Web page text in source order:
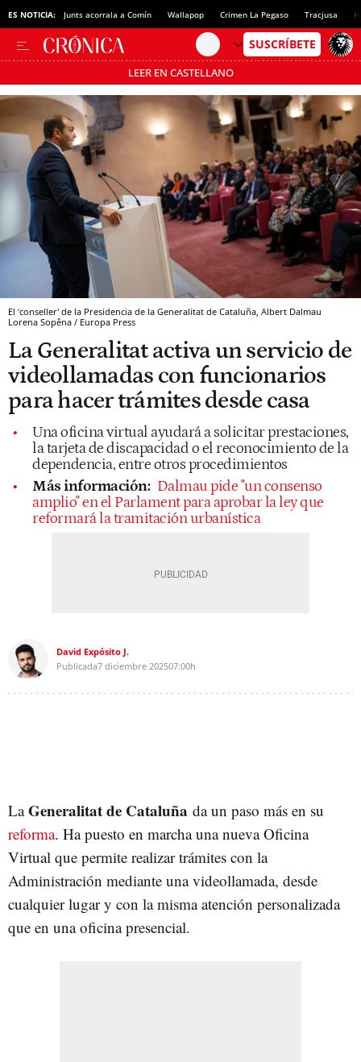
ES NOTICIA: Junts acorrala a Comín Wallapop Crimen La Pegaso Tracjusa
LEER EN CASTELLANO
Pásate al MODO AHORRO
El 'conseller' de la Presidencia de la Generalitat de Cataluña, Albert Dalmau
Lorena Sopêna / Europa Press
La Generalitat activa un servicio de
videollamadas con funcionarios
para hacer trámites desde casa
Una oficina virtual ayudará a solicitar prestaciones,
la tarjeta de discapacidad o el reconocimiento de la
dependencia, entre otros procedimientos
Más información: Dalmau pide "un consenso
amplio" en el Parlament para aprobar la ley que
reformará la tramitación urbanística
David Expósito J.
Publicada7 diciembre 202507:00h
LaGeneralitat de Cataluña da un paso más en su
reforma. Ha puesto en marcha una nueva Oficina
Virtual que permite realizar trámites con la
Administración mediante una videollamada, desde
cualquier lugar y con la misma atención personalizada
que en una oficina presencial.